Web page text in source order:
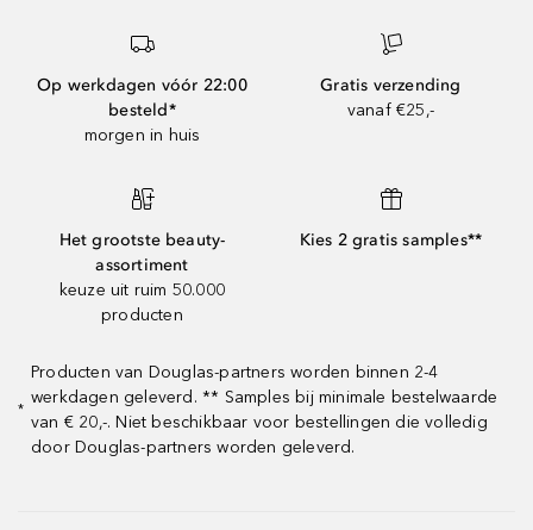
Op werkdagen vóór 22:00
besteld*
morgen in huis
Gratis verzending
vanaf €25,-
Het grootste beauty-
assortiment
keuze uit ruim 50.000
producten
Kies 2 gratis samples**
*
Producten van Douglas-partners worden binnen 2-4
werkdagen geleverd. ** Samples bij minimale bestelwaarde
van € 20,-. Niet beschikbaar voor bestellingen die volledig
door Douglas-partners worden geleverd.